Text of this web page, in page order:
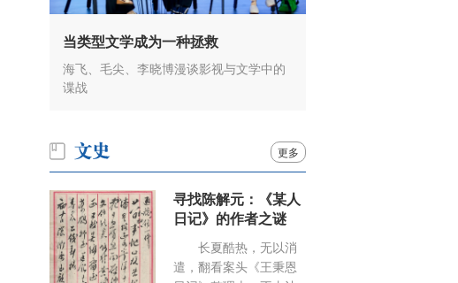
当类型文学成为一种拯救
海飞、毛尖、李晓博漫谈影视与文学中的
谍战
更多
寻找陈解元：《某人
日记》的作者之谜
长夏酷热，无以消
遣，翻看案头《王秉恩